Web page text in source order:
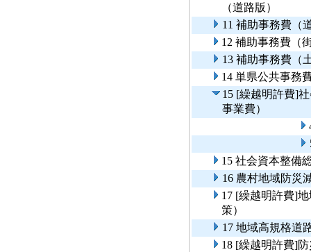
（道路版）
11 補助事務費（
12 補助事務費（
13 補助事務費（
14 単県公共事務
15 [繰越明許費]
事業費）
15 社会資本整備
16 農村地域防災
17 [繰越明許費]
策）
17 地域高規格道
18 [繰越明許費]